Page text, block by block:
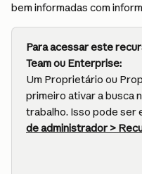
bem informadas com
Para acessar este
Team ou Enterprise:
Um Proprietário ou
primeiro ativar a busca
trabalho. Isso pode ser
de administrador >